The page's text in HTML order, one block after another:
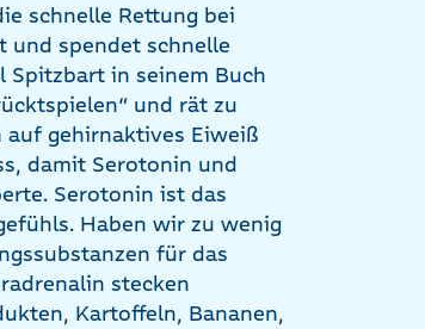
schnelle Rettung bei
und spendet schnelle
Spitzbart in seinem Buch
und rät zu
gehirnaktives Eiweiß
damit Serotonin und
Serotonin ist das
Haben wir zu wenig
für das
stecken
Kartoffeln, Bananen,